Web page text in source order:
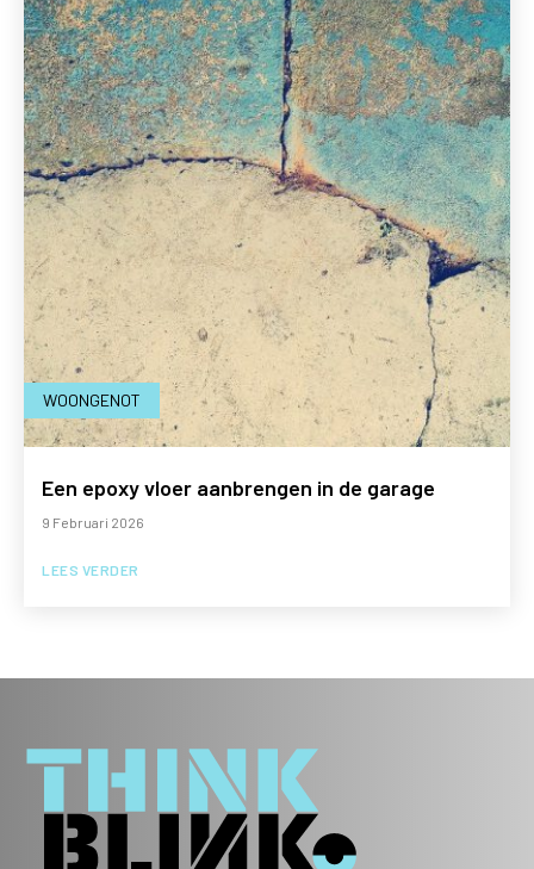
WOONGENOT
Een epoxy vloer aanbrengen in de garage
9 Februari 2026
LEES VERDER